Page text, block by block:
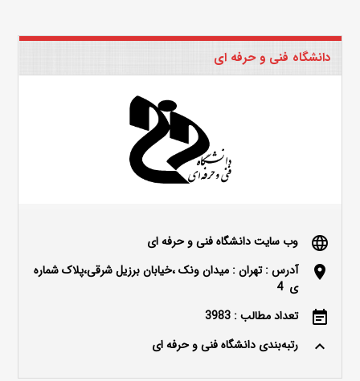
دانشگاه فنی و حرفه ای
language وب سایت دانشگاه فنی و حرفه ای
location_on
آدرس : تهران : میدان ونک ،خیابان برزیل شرقی،پلاک شماره
ی 4
event_note تعداد مطالب : 3983
keyboard_arrow_up رتبه‌بندی دانشگاه فنی و حرفه ای